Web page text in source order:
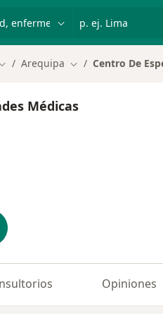
de ciudad
Arequipa Cambiar de ciudad
Centro De
Médicas
Opiniones